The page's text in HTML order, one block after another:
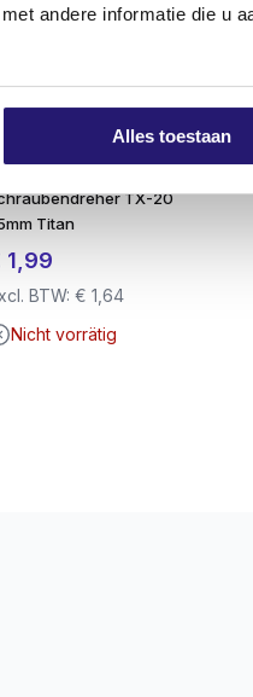
andere informatie die u
Alles toestaan
TX-20
Titan
1,99
BTW:€ 1,64
Nicht vorrätig